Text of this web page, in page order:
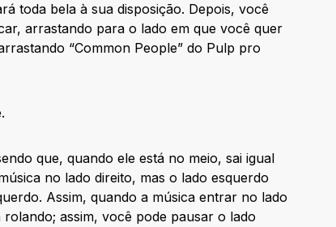
toda bela à sua disposição. Depois, você
arrastando para o lado em que você quer
“Common People” do Pulp pro
que, quando ele está no meio, sai igual
no lado direito, mas o lado esquerdo
Assim, quando a música entrar no lado
assim, você pode pausar o lado